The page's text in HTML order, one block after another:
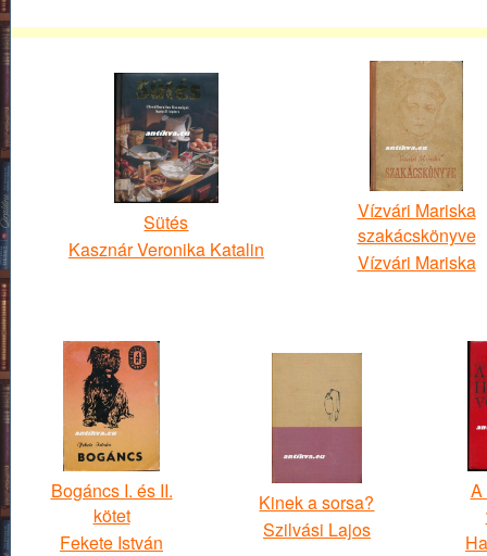
Sütés
Kasznár Veronika Katalin
Vízvári Mariska
szakácskönyve
Vízvári Mariska
Bogáncs I. és II.
kötet
Fekete István
Kinek a sorsa?
Szilvási Lajos
A